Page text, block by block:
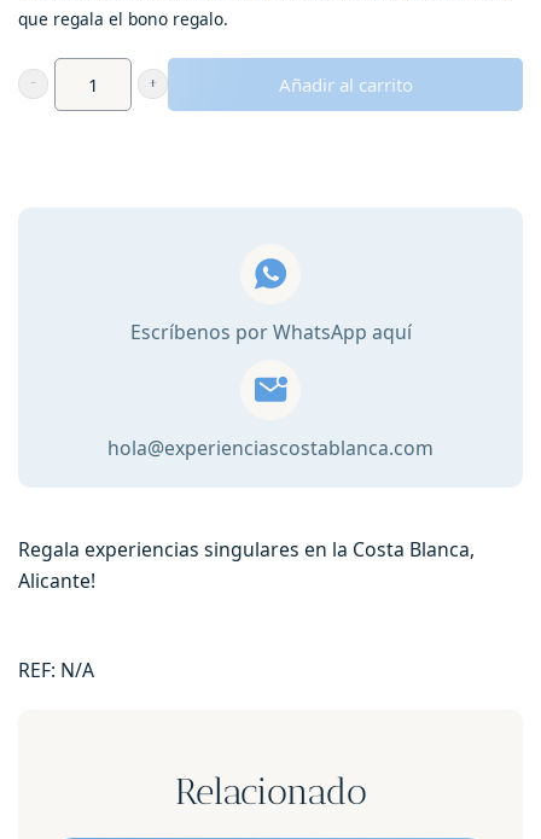
que regala el bono regalo.
Bono
Añadir al carrito
Escríbenos por WhatsApp aquí
hola@experienciascostablanca.com
Regala experiencias singulares en la Costa Blanca,
Alicante!
REF: N/A
Relacionado